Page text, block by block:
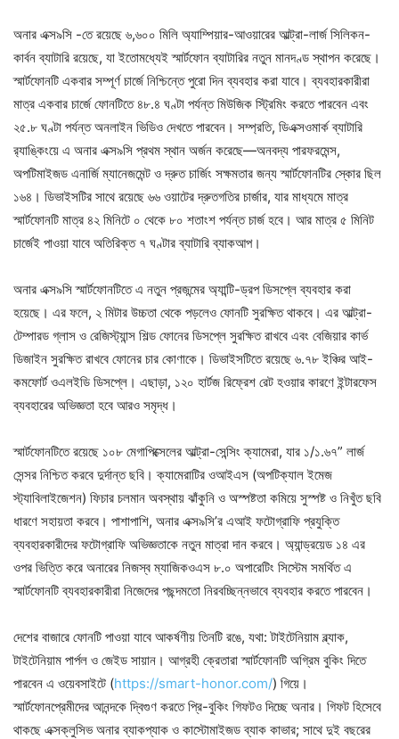
অনার এক্স৯সি -তে রয়েছে ৬,৬০০ মিলি অ্যাম্পিয়ার-আওয়ারের আল্ট্রা-লার্জ সিলিকন-
কার্বন ব্যাটারি রয়েছে, যা ইতোমধ্যেই স্মার্টফোন ব্যাটারির নতুন মানদণ্ড স্থাপন করেছে।
স্মার্টফোনটি একবার সম্পূর্ণ চার্জে নিশ্চিন্তে পুরো দিন ব্যবহার করা যাবে। ব্যবহারকারীরা
মাত্র একবার চার্জে ফোনটিতে ৪৮.৪ ঘণ্টা পর্যন্ত মিউজিক স্ট্রিমিং করতে পারবেন এবং
২৫.৮ ঘণ্টা পর্যন্ত অনলাইন ভিডিও দেখতে পারবেন। সম্প্রতি, ডিএক্সওমার্ক ব্যাটারি
র‍্যাঙ্কিংয়ে এ অনার এক্স৯সি প্রথম স্থান অর্জন করেছে—অনবদ্য পারফরমেন্স,
অপটিমাইজড এনার্জি ম্যানেজমেন্ট ও দ্রুত চার্জিং সক্ষমতার জন্য স্মার্টফোনটির স্কোর ছিল
১৬৪। ডিভাইসটির সাথে রয়েছে ৬৬ ওয়াটের দ্রুতগতির চার্জার, যার মাধ্যমে মাত্র
স্মার্টফোনটি মাত্র ৪২ মিনিটে ০ থেকে ৮০ শতাংশ পর্যন্ত চার্জ হবে। আর মাত্র ৫ মিনিট
চার্জেই পাওয়া যাবে অতিরিক্ত ৭ ঘণ্টার ব্যাটারি ব্যাকআপ।
অনার এক্স৯সি স্মার্টফোনটিতে এ নতুন প্রজন্মের অ্যান্টি-ড্রপ ডিসপ্লে ব্যবহার করা
হয়েছে। এর ফলে, ২ মিটার উচ্চতা থেকে পড়লেও ফোনটি সুরক্ষিত থাকবে। এর আল্ট্রা-
টেম্পারড গ্লাস ও রেজিস্ট্যান্স শিল্ড ফোনের ডিসপ্লে সুরক্ষিত রাখবে এবং বেজিয়ার কার্ভ
ডিজাইন সুরক্ষিত রাখবে ফোনের চার কোণাকে। ডিভাইসটিতে রয়েছে ৬.৭৮ ইঞ্চির আই-
কমফোর্ট ওএলইডি ডিসপ্লে। এছাড়া, ১২০ হার্টজ রিফ্রেশ রেট হওয়ার কারণে ইন্টারফেস
ব্যবহারের অভিজ্ঞতা হবে আরও সমৃদ্ধ।
স্মার্টফোনটিতে রয়েছে ১০৮ মেগাপিক্সেলের আল্ট্রা-সেন্সিং ক্যামেরা, যার ১/১.৬৭” লার্জ
সেন্সর নিশ্চিত করবে দুর্দান্ত ছবি। ক্যামেরাটির ওআইএস (অপটিক্যাল ইমেজ
স্ট্যাবিলাইজেশন) ফিচার চলমান অবস্থায় ঝাঁকুনি ও অস্পষ্টতা কমিয়ে সুস্পষ্ট ও নিখুঁত ছবি
ধারণে সহায়তা করবে। পাশাপাশি, অনার এক্স৯সি’র এআই ফটোগ্রাফি প্রযুক্তি
ব্যবহারকারীদের ফটোগ্রাফি অভিজ্ঞতাকে নতুন মাত্রা দান করবে। অ্যান্ড্রয়েড ১৪ এর
ওপর ভিত্তি করে অনারের নিজস্ব ম্যাজিকওএস ৮.০ অপারেটিং সিস্টেম সমর্থিত এ
স্মার্টফোনটি ব্যবহারকারীরা নিজেদের পছন্দমতো নিরবচ্ছিন্নভাবে ব্যবহার করতে পারবেন।
দেশের বাজারে ফোনটি পাওয়া যাবে আকর্ষণীয় তিনটি রঙে, যথা: টাইটেনিয়াম ব্ল্যাক,
টাইটেনিয়াম পার্পল ও জেইড সায়ান। আগ্রহী ক্রেতারা স্মার্টফোনটি অগ্রিম বুকিং দিতে
পারবেন এ ওয়েবসাইটে (https://smart-honor.com/) গিয়ে।
স্মার্টফোনপ্রেমীদের আনন্দকে দ্বিগুণ করতে প্রি-বুকিং গিফটও দিচ্ছে অনার। গিফট হিসেবে
থাকছে এক্সক্লুসিভ অনার ব্যাকপ্যাক ও কাস্টোমাইজড ব্যাক কাভার; সাথে দুই বছরের